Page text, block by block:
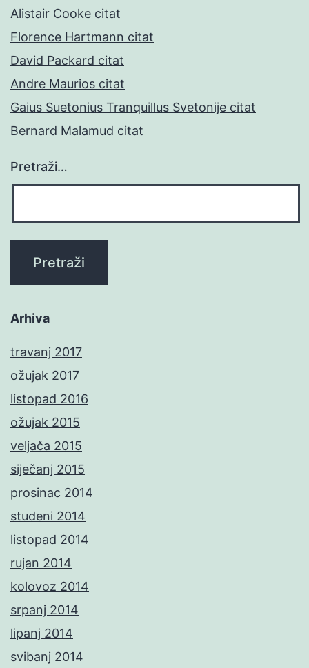
Alistair Cooke citat
Florence Hartmann citat
David Packard citat
Andre Maurios citat
Gaius Suetonius Tranquillus Svetonije citat
Bernard Malamud citat
Pretraži…
Arhiva
travanj 2017
ožujak 2017
listopad 2016
ožujak 2015
veljača 2015
siječanj 2015
prosinac 2014
studeni 2014
listopad 2014
rujan 2014
kolovoz 2014
srpanj 2014
lipanj 2014
svibanj 2014